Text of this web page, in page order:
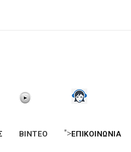
BINTEO ">ΕΠΙΚΟΙΝΩΝΙΑ